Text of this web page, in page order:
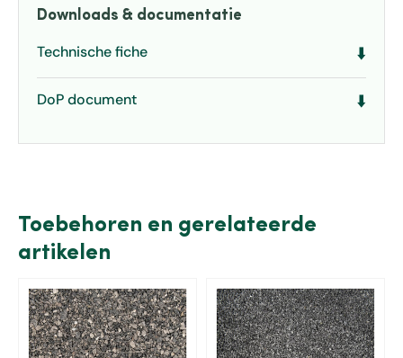
Downloads & documentatie
Technische fiche ⬇️
DoP document ⬇️
Toebehoren en gerelateerde
artikelen